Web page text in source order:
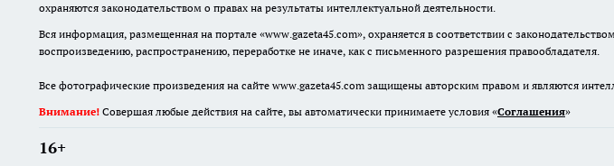
охраняются законодательством о правах на результаты интеллектуальной деятельности.
Вся информация, размещенная на портале «www.gazeta45.com», охраняется в соответствии с
воспроизведению, распространению, переработке не иначе, как с письменного разрешения правообладателя.
Все фотографические произведения на сайте www.gazeta45.com защищены авторским правом и являются
Внимание! Совершая любые действия на сайте, вы автоматически принимаете условия «Cоглашения»
16+